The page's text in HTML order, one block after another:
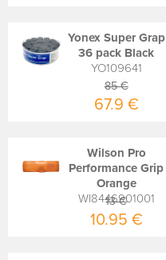
Yonex Super Grap
36 pack Black
YO109641
85 €
67.9 €
Wilson Pro
Performance Grip
Orange
WI8446901001
13 €
10.95 €